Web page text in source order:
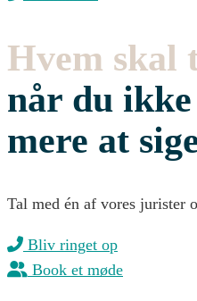
Hvem skal
når du
mere at
Tal med én af vores jurister
Bliv ringet op
Book et møde